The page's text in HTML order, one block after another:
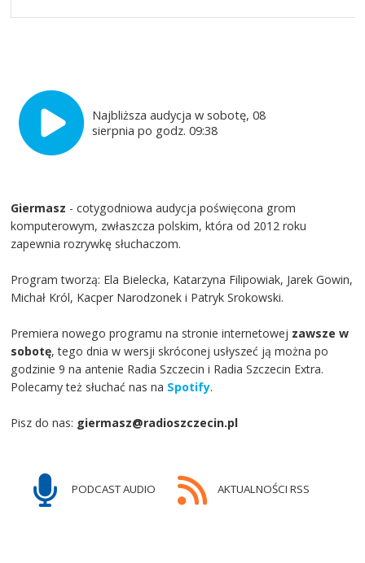
Najbliższa audycja w sobotę, 08
sierpnia po godz. 09:38
Giermasz - cotygodniowa audycja poświęcona grom
komputerowym, zwłaszcza polskim, która od 2012 roku
zapewnia rozrywkę słuchaczom.
Program tworzą: Ela Bielecka, Katarzyna Filipowiak, Jarek Gowin,
Michał Król, Kacper Narodzonek i Patryk Srokowski.
Premiera nowego programu na stronie internetowej zawsze w
sobotę, tego dnia w wersji skróconej usłyszeć ją można po
godzinie 9 na antenie Radia Szczecin i Radia Szczecin Extra.
Polecamy też słuchać nas na Spotify.
Pisz do nas: giermasz@radioszczecin.pl
PODCAST AUDIO AKTUALNOŚCI RSS